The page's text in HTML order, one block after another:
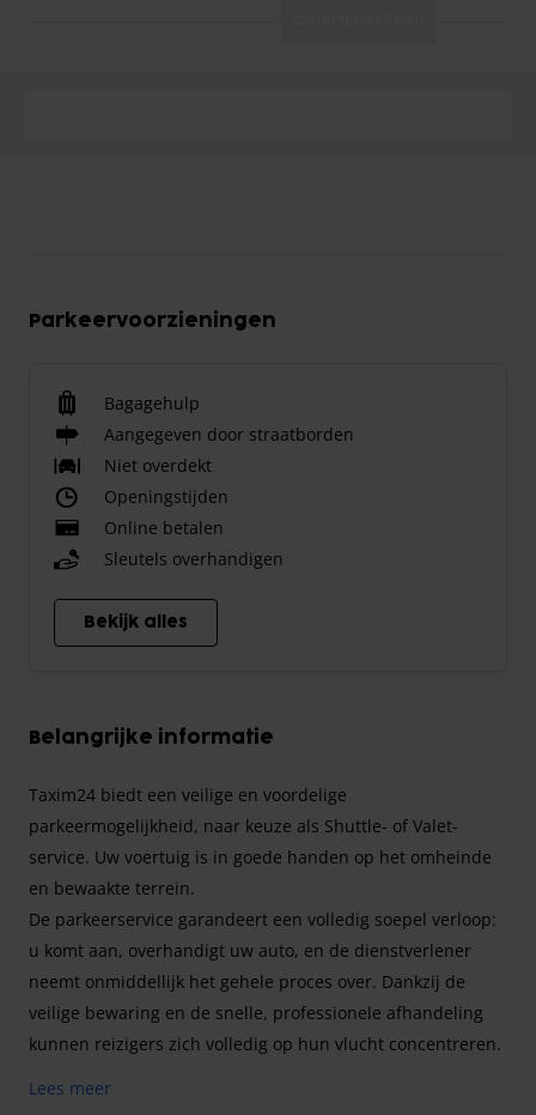
Parkeervoorzieningen
Bagagehulp
Aangegeven door straatborden
Niet overdekt
Openingstijden
Online betalen
Sleutels overhandigen
Bekijk alles
Belangrijke informatie
Taxim24 biedt een veilige en voordelige
parkeermogelijkheid, naar keuze als Shuttle- of Valet-
service. Uw voertuig is in goede handen op het omheinde
en bewaakte terrein.
De parkeerservice garandeert een volledig soepel verloop:
u komt aan, overhandigt uw auto, en de dienstverlener
neemt onmiddellijk het gehele proces over. Dankzij de
veilige bewaring en de snelle, professionele afhandeling
kunnen reizigers zich volledig op hun vlucht concentreren.
Lees meer